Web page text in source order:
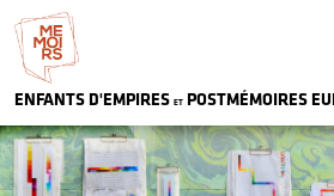
ENFANTS D'EMPIRES ET POSTMÉMOIRES EU